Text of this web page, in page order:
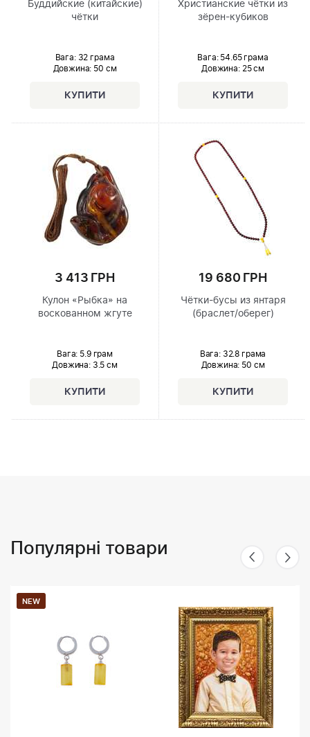
Буддийские (китайские)
чётки
Вага: 32 грама
Довжина: 50 см
Христианские чётки из
зёрен-кубиков
Вага: 54.65 грама
Довжина:25 см
3 413 ГРН
Кулон «Рыбка» на
воскованном жгуте
Вага: 5.9 грам
Довжина:3.5 см
19 680 ГРН
Чётки-бусы из янтаря
(браслет/оберег)
Вага: 32.8 грама
Довжина: 50 см
Популярні товари
NEW